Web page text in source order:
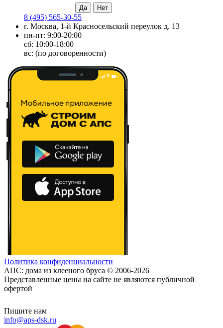
8 (495) 565-30-55
г. Москва, 1-й Красносельский переулок д. 13
пн-пт: 9:00-20:00
сб: 10:00-18:00
вс: (по договоренности)
Политика конфиденциальности
АПС: дома из клееного бруса © 2006-2026
Представленные цены на сайте не являются публичной
офертой
Пишите нам
info@aps-dsk.ru